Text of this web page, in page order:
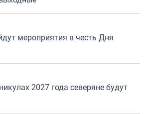
мероприятия в честь Дня
2027 года северяне будут